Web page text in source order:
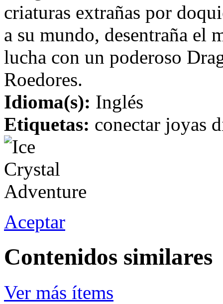
criaturas extrañas por
a su mundo, desentraña el
lucha con un poderoso
Roedores.
Idioma(s): Inglés
Etiquetas: conectar joyas
Aceptar
Contenidos similares
Ver más ítems